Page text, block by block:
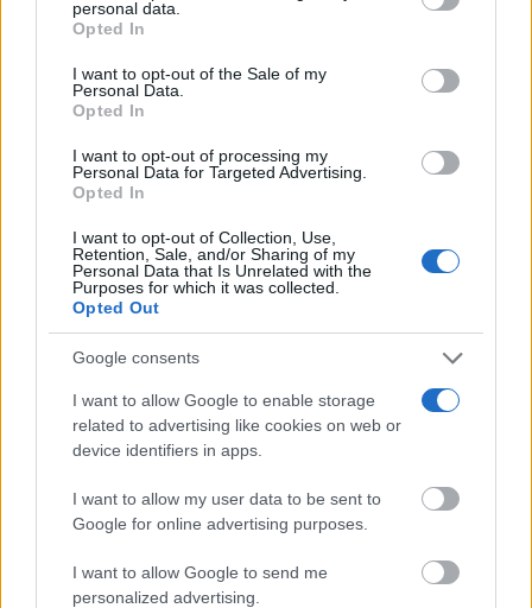
parte inferior de la página web.
Please note that this website/app uses one or more Google
services and may gather and store information including but
not limited to your visit or usage behaviour. You may click to
use your data for below specified purposes in below Google
consent section.
personal data.
Opted In
I want to opt-out of the Sale of my
Personal Data.
Opted In
I want to opt-out of processing my
Personal Data for Targeted Advertising.
Opted In
I want to opt-out of Collection, Use,
Retention, Sale, and/or Sharing of my
Personal Data that Is Unrelated with the
Purposes for which it was collected.
Opted Out
Google consents
I want to allow Google to enable storage
related to advertising like cookies on web or
device identifiers in apps.
I want to allow my user data to be sent to
Google for online advertising purposes.
I want to allow Google to send me
personalized advertising.
¿Notas más frío de noche?
La ciencia explica por qué sentimos más frío al final
del día
Lujo con carácter
Una joya para mujeres que no piden permiso